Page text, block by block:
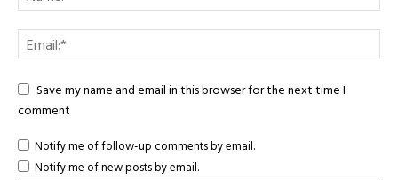
Save my name and email in this browser for the next time I
comment
Notify me of follow-up comments by email.
Notify me of new posts by email.